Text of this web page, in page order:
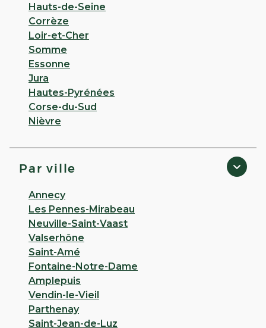
Hauts-de-Seine
Corrèze
Loir-et-Cher
Somme
Essonne
Jura
Hautes-Pyrénées
Corse-du-Sud
Nièvre
Par ville
Annecy
Les Pennes-Mirabeau
Neuville-Saint-Vaast
Valserhône
Saint-Amé
Fontaine-Notre-Dame
Amplepuis
Vendin-le-Vieil
Parthenay
Saint-Jean-de-Luz